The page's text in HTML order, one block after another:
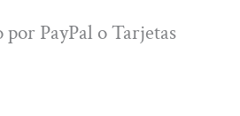
PayPal o Tarjetas